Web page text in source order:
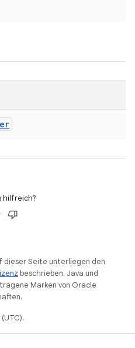
hilfreich?
dieser Seite unterliegen den
beschrieben. Java und
Marken von Oracle